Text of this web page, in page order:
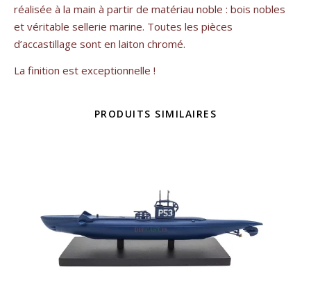
réalisée à la main à partir de matériau noble : bois nobles
et véritable sellerie marine. Toutes les pièces
d’accastillage sont en laiton chromé.
La finition est exceptionnelle !
PRODUITS SIMILAIRES